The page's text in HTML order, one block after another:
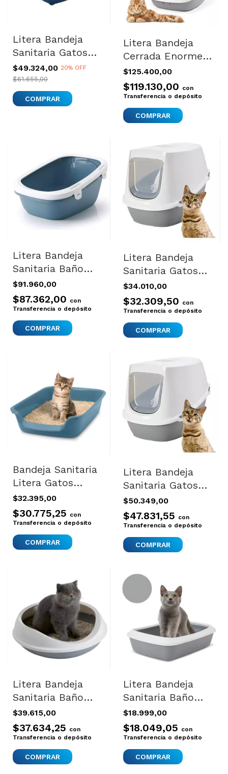
Litera Bandeja
Sanitaria Gatos
Filtro Moderna
Flip Cat Large
$49.324,00 20% OFF
$61.655,00
COMPRAR
Litera Bandeja
Cerrada Enorme
Para Gatos
Grandes Filtra
Olor
$125.400,00
$119.130,00 con
Transferencia o depósito
Litera Bandeja
Sanitaria Baño
Autolimpiante
Gatos Gatitos
$91.960,00
$87.362,00 con
Transferencia o depósito
Litera Bandeja
Sanitaria Gatos
Filtro Olores
Robin Mediana
$34.010,00
$32.309,50 con
Transferencia o depósito
Bandeja Sanitaria
Litera Gatos
Perros Savic Toilet
Grande
$32.395,00
$30.775,25 con
Transferencia o depósito
Litera Bandeja
Sanitaria Gatos
Filtro Olores
Robin Jumbo
$50.349,00
$47.831,55 con
Transferencia o depósito
Litera Bandeja
Sanitaria Baño
Gatos Figaro
Importada Gatitos
$39.615,00
$37.634,25 con
Transferencia o depósito
Litera Bandeja
Sanitaria Baño
Para Gatos Iriz 42
A Color Gris
$18.999,00
$18.049,05 con
Transferencia o depósito